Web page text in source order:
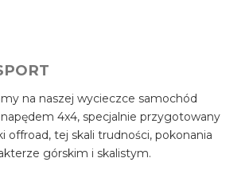
na naszej wycieczce samochód
4x4, specjalnie przygotowany
offroad, tej skali trudności, pokonania
górskim i skalistym.